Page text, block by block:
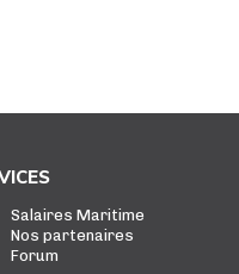
Salaires Maritime
Nos partenaires
Forum